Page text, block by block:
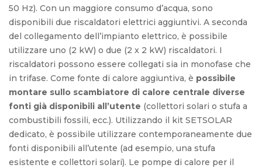
50 Hz). Con un maggiore consumo d’acqua, sono
disponibili due riscaldatori elettrici aggiuntivi. A seconda
del collegamento dell’impianto elettrico, è possibile
utilizzare uno (2 kW) o due (2 x 2 kW) riscaldatori. I
riscaldatori possono essere collegati sia in monofase che
in trifase. Come fonte di calore aggiuntiva, è possibile
montare sullo scambiatore di calore centrale diverse
fonti già disponibili all’utente (collettori solari o stufa a
combustibili fossili, ecc.). Utilizzando il kit SETSOLAR
dedicato, è possibile utilizzare contemporaneamente due
fonti disponibili all’utente (ad esempio, una stufa
esistente e collettori solari). Le pompe di calore per il